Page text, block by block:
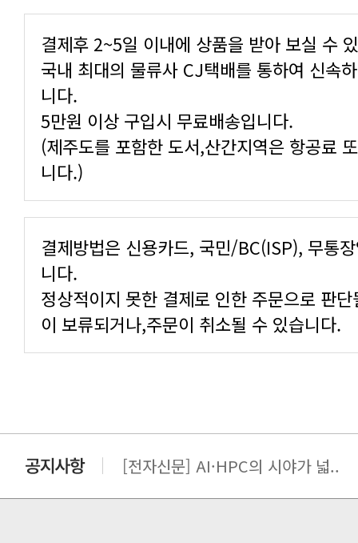
결제후 2~5일 이내에 상품을 받아 보실 수
니다.
5만원 이상 구입시 무료배송입니다.
니다.)
니다.
이 보류되거나,주문이 취소될 수 있습니다.
[전자신문] 우리 AI·HPC 제대로..